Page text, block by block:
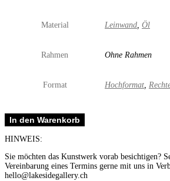
Material Leinwand Öl
Rahmen Ohne Rahmen
Format Hochformat
Dent
blanche
Menge
In den Warenkorb
HINWEIS:
Sie möchten das Kunstwerk vorab besichtigen?
Vereinbarung eines Termins gerne mit uns in
hello@lakesidegallery.ch